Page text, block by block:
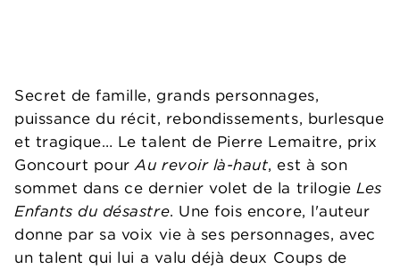
Secret de famille, grands personnages,
puissance du récit, rebondissements, burlesque
et tragique… Le talent de Pierre Lemaitre, prix
Goncourt pourAu revoir là-haut, est à son
sommet dans ce dernier volet de la trilogieLes
Enfants du désastre. Une fois encore, l'auteur
donne par sa voix vie à ses personnages, avec
un talent qui lui a valu déjà deux Coups de